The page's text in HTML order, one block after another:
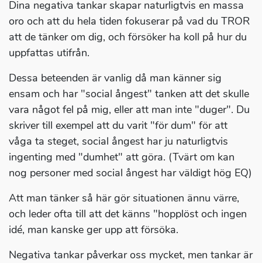
Dina negativa tankar skapar naturligtvis en massa
oro och att du hela tiden fokuserar på vad du TROR
att de tänker om dig, och försöker ha koll på hur du
uppfattas utifrån.
Dessa beteenden är vanlig då man känner sig
ensam och har "social ångest" tanken att det skulle
vara något fel på mig, eller att man inte "duger". Du
skriver till exempel att du varit "för dum" för att
våga ta steget, social ångest har ju naturligtvis
ingenting med "dumhet" att göra. (Tvärt om kan
nog personer med social ångest har väldigt hög EQ)
Att man tänker så här gör situationen ännu värre,
och leder ofta till att det känns "hopplöst och ingen
idé, man kanske ger upp att försöka.
Negativa tankar påverkar oss mycket, men tankar är